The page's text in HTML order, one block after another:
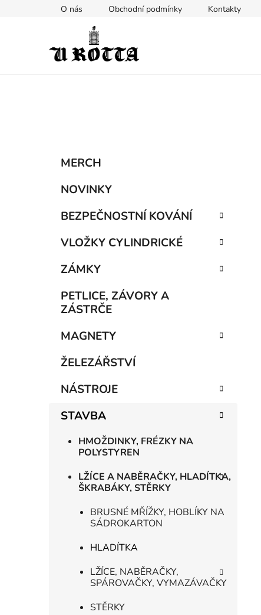
O nás Obchodní podmínky Kontakty
Přeskočit
kategorie
MERCH
NOVINKY
BEZPEČNOSTNÍ KOVÁNÍ
VLOŽKY CYLINDRICKÉ
ZÁMKY
PETLICE, ZÁVORY A
ZÁSTRČE
MAGNETY
ŽELEZÁŘSTVÍ
NÁSTROJE
STAVBA
HMOŽDINKY, FRÉZKY NA
POLYSTYREN
LŽÍCE A NABĚRAČKY, HLADÍTKA,
ŠKRABÁKY, STĚRKY
BRUSNÉ MŘÍŽKY, HOBLÍKY NA
SÁDROKARTON
HLADÍTKA
LŽÍCE, NABĚRAČKY,
SPÁROVAČKY, VYMAZÁVAČKY
STĚRKY